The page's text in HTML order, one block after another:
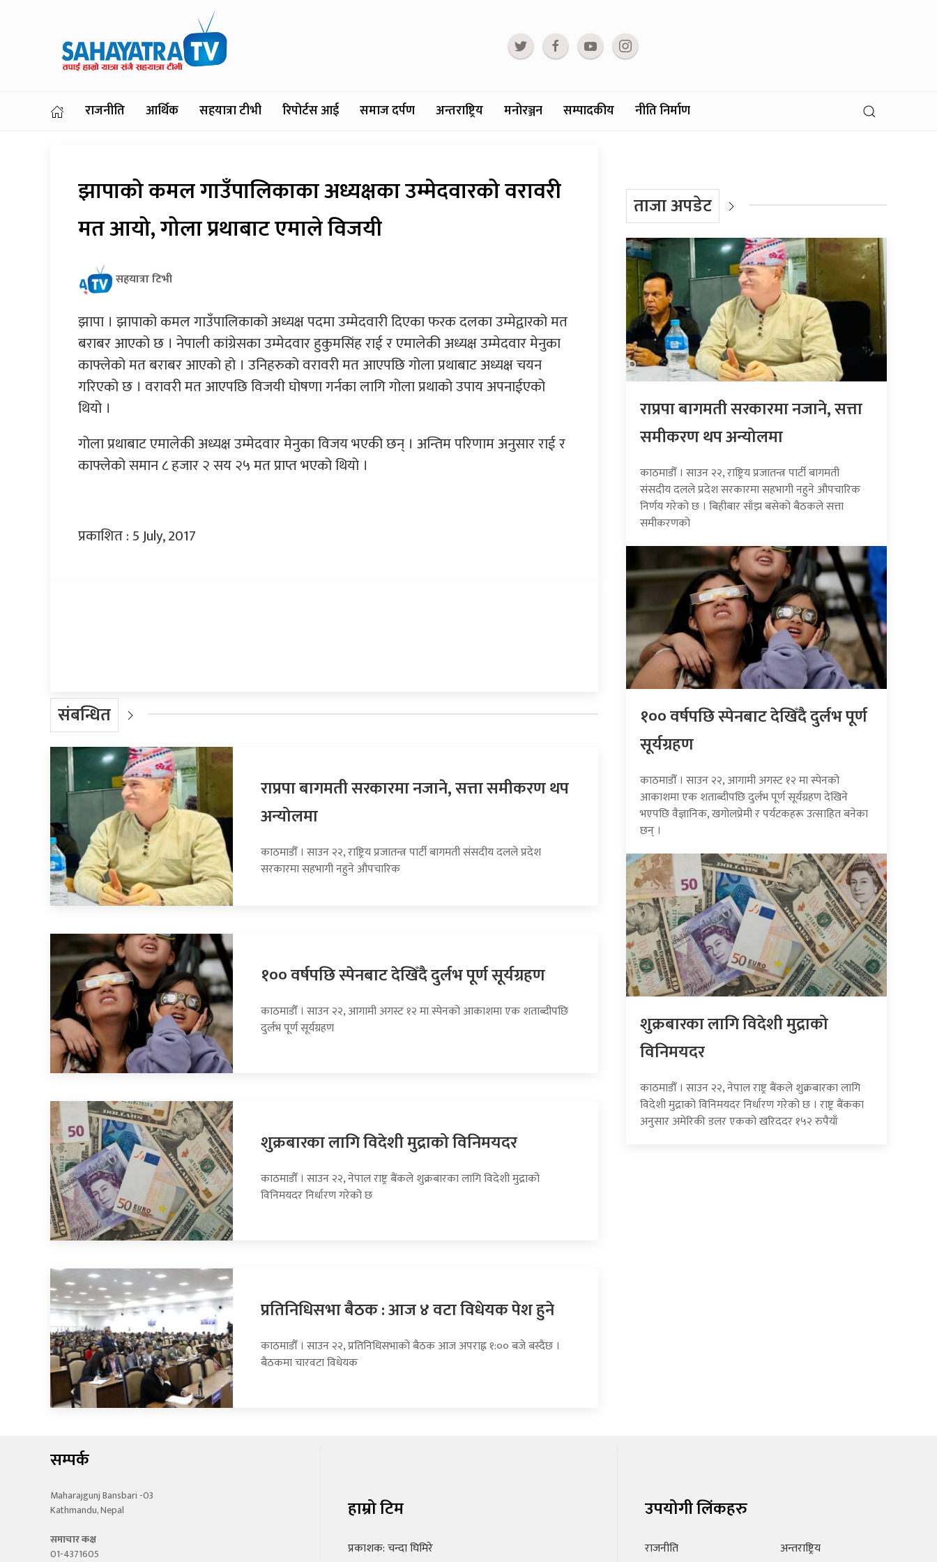
राजनीति आर्थिक सहयात्रा टीभी रिपोर्टस आई समाज दर्पण अन्तराष्ट्रिय मनोरञ्जन सम्पादकीय नीति निर्माण
झापाको कमल गाउँपालिकाका अध्यक्षका उम्मेदवारको वरावरी
मत आयो, गोला प्रथाबाट एमाले विजयी
सहयात्रा टिभी
झापा । झापाको कमल गाउँपालिकाको अध्यक्ष पदमा उम्मेदवारी दिएका फरक दलका उम्मेद्वारको मत
बराबर आएको छ । नेपाली कांग्रेसका उम्मेदवार हुकुमसिंह राई र एमालेकी अध्यक्ष उम्मेदवार मेनुका
काफ्लेको मत बराबर आएको हो । उनिहरुको वरावरी मत आएपछि गोला प्रथाबाट अध्यक्ष चयन
गरिएको छ । वरावरी मत आएपछि विजयी घोषणा गर्नका लागि गोला प्रथाको उपाय अपनाईएको
थियो ।
गोला प्रथाबाट एमालेकी अध्यक्ष उम्मेदवार मेनुका विजय भएकी छन् । अन्तिम परिणाम अनुसार राई र
काफ्लेको समान ८ हजार २ सय २५ मत प्राप्त भएको थियो ।
प्रकाशित : 5 July, 2017
संबन्धित
राप्रपा बागमती सरकारमा नजाने, सत्ता समीकरण थप
अन्योलमा
काठमाडौँ । साउन २२, राष्ट्रिय प्रजातन्त्र पार्टी बागमती संसदीय दलले प्रदेश
सरकारमा सहभागी नहुने औपचारिक
१०० वर्षपछि स्पेनबाट देखिँदै दुर्लभ पूर्ण सूर्यग्रहण
काठमाडौँ । साउन २२, आगामी अगस्ट १२ मा स्पेनको आकाशमा एक शताब्दीपछि
दुर्लभ पूर्ण सूर्यग्रहण
शुक्रबारका लागि विदेशी मुद्राको विनिमयदर
काठमाडौँ । साउन २२, नेपाल राष्ट्र बैंकले शुक्रबारका लागि विदेशी मुद्राको
विनिमयदर निर्धारण गरेको छ
प्रतिनिधिसभा बैठक : आज ४ वटा विधेयक पेश हुने
काठमाडौँ । साउन २२, प्रतिनिधिसभाको बैठक आज अपराह्न १:०० बजे बस्दैछ ।
बैठकमा चारवटा विधेयक
ताजा अपडेट
राप्रपा बागमती सरकारमा नजाने, सत्ता
समीकरण थप अन्योलमा
काठमाडौँ । साउन २२, राष्ट्रिय प्रजातन्त्र पार्टी बागमती
संसदीय दलले प्रदेश सरकारमा सहभागी नहुने औपचारिक
निर्णय गरेको छ । बिहीबार साँझ बसेको बैठकले सत्ता
समीकरणको
१०० वर्षपछि स्पेनबाट देखिँदै दुर्लभ पूर्ण
सूर्यग्रहण
काठमाडौँ । साउन २२, आगामी अगस्ट १२ मा स्पेनको
आकाशमा एक शताब्दीपछि दुर्लभ पूर्ण सूर्यग्रहण देखिने
भएपछि वैज्ञानिक, खगोलप्रेमी र पर्यटकहरू उत्साहित बनेका
छन् ।
शुक्रबारका लागि विदेशी मुद्राको
विनिमयदर
काठमाडौँ । साउन २२, नेपाल राष्ट्र बैंकले शुक्रबारका लागि
विदेशी मुद्राको विनिमयदर निर्धारण गरेको छ । राष्ट्र बैंकका
अनुसार अमेरिकी डलर एकको खरिददर १५२ रुपैयाँ
सम्पर्क
Maharajgunj Bansbari -03
Kathmandu, Nepal
समाचार कक्ष
01-4371605
हाम्रो टिम
प्रकाशक: चन्दा घिमिरे
उपयोगी लिंकहरु
राजनीति अन्तराष्ट्रिय